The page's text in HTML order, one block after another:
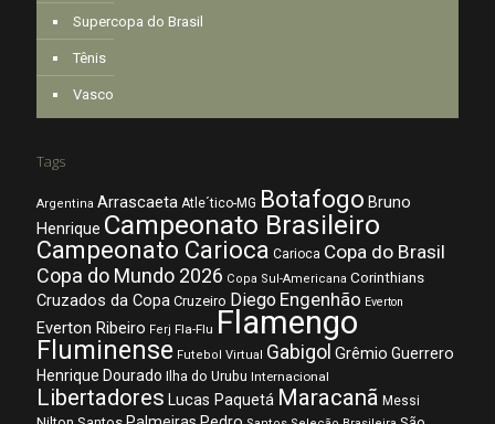
Supercopa do Brasil
Tênis
Vasco
Tags
Argentina Arrascaeta Atle´tico-MG Botafogo Bruno
Henrique Campeonato Brasileiro
Campeonato Carioca Carioca Copa do Brasil
Copa do Mundo 2026 Copa Sul-Americana Corinthians
Cruzados da Copa Cruzeiro Diego Engenhão Everton
Everton Ribeiro Ferj Fla-Flu Flamengo
Fluminense Futebol Virtual Gabigol Grêmio Guerrero
Henrique Dourado Ilha do Urubu Internacional
Libertadores Lucas Paquetá Maracanã Messi